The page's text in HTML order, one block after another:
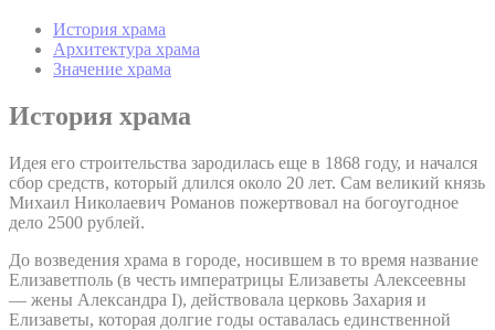
История храма
Архитектура храма
Значение храма
История храма
Идея его строительства зародилась еще в 1868 году, и начался
сбор средств, который длился около 20 лет. Сам великий князь
Михаил Николаевич Романов пожертвовал на богоугодное
дело 2500 рублей.
До возведения храма в городе, носившем в то время название
Елизаветполь (в честь императрицы Елизаветы Алексеевны
— жены Александра I), действовала церковь Захария и
Елизаветы, которая долгие годы оставалась единственной